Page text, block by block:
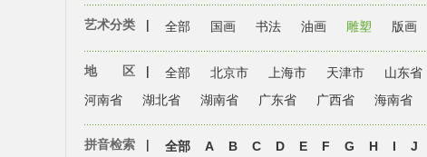
艺术分类 | 全部 国画 书法 油画 雕塑 版画
地 区 | 全部 北京市 上海市 天津市 山东省
河南省
湖北省 湖南省 广东省 广西省 海南省
拼音检索 | 全部 A B C D E F G H I J